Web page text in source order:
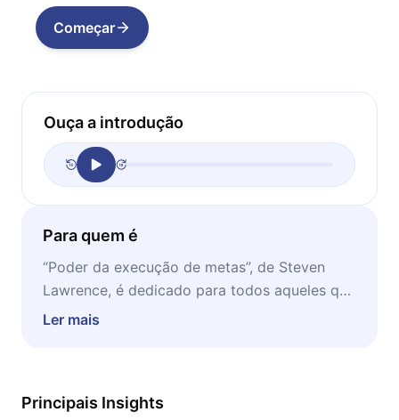
Começar
Ouça a introdução
Para quem é
“Poder da execução de metas”, de Steven
Lawrence, é dedicado para todos aqueles que
desejam superar as dificuldades existentes na
Ler mais
Principais Insights